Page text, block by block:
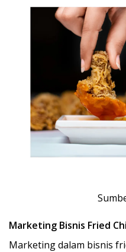
Marketing Bisnis Fried
Marketing dalam bisnis